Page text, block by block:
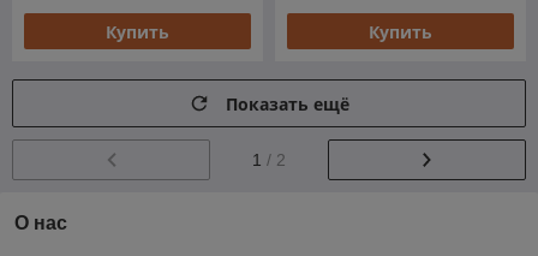
Купить Купить
Показать ещё
1 / 2
О нас